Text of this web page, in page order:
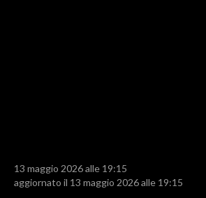
RISULTATI E CLASSIFICHE
13 maggio 2026 alle 19:15
aggiornato il 13 maggio 2026 alle 19:15